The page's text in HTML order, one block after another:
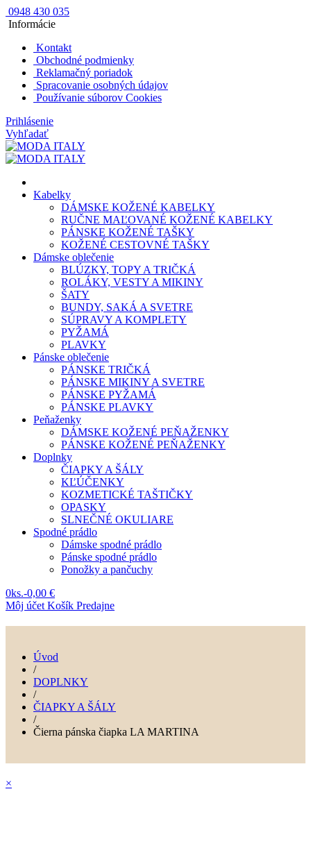
0948 430 035
Informácie
Kontakt
Obchodné podmienky
Reklamačný poriadok
Spracovanie osobných údajov
Používanie súborov Cookies
Prihlásenie
Vyhľadať
Kabelky
DÁMSKE KOŽENÉ KABELKY
RUČNE MAĽOVANÉ KOŽENÉ KABELKY
PÁNSKE KOŽENÉ TAŠKY
KOŽENÉ CESTOVNÉ TAŠKY
Dámske oblečenie
BLÚZKY, TOPY A TRIČKÁ
ROLÁKY, VESTY A MIKINY
ŠATY
BUNDY, SAKÁ A SVETRE
SÚPRAVY A KOMPLETY
PYŽAMÁ
PLAVKY
Pánske oblečenie
PÁNSKE TRIČKÁ
PÁNSKE MIKINY A SVETRE
PÁNSKE PYŽAMÁ
PÁNSKE PLAVKY
Peňaženky
DÁMSKE KOŽENÉ PEŇAŽENKY
PÁNSKE KOŽENÉ PEŇAŽENKY
Doplnky
ČIAPKY A ŠÁLY
KĽÚČENKY
KOZMETICKÉ TAŠTIČKY
OPASKY
SLNEČNÉ OKULIARE
Spodné prádlo
Dámske spodné prádlo
Pánske spodné prádlo
Ponožky a pančuchy
0ks.-0,00 €
Môj účet Košík Predajne
Úvod
/
DOPLNKY
/
ČIAPKY A ŠÁLY
/
Čierna pánska čiapka LA MARTINA
×